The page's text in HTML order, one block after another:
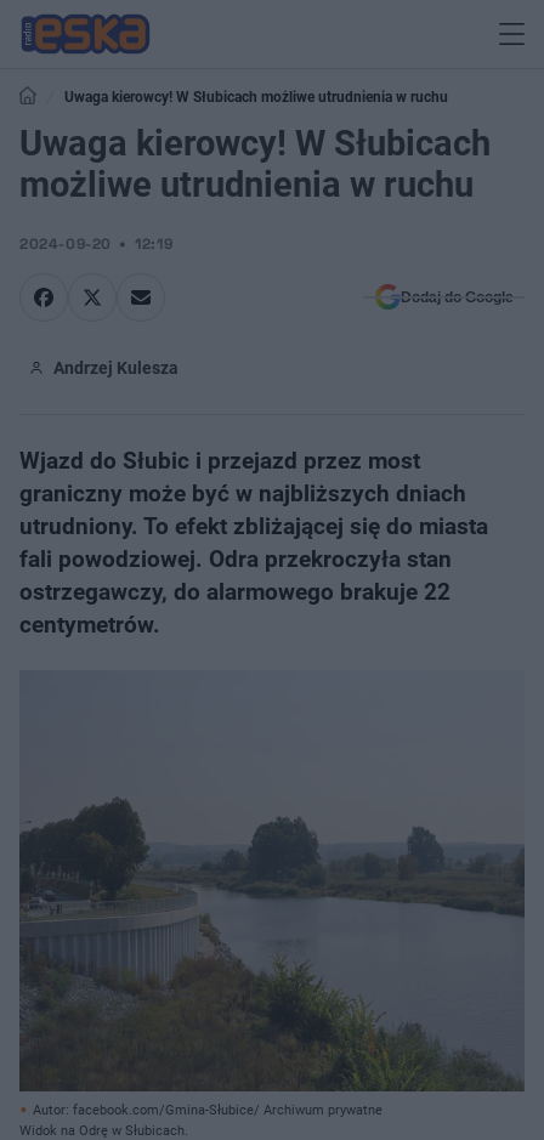
Uwaga kierowcy! W Słubicach możliwe utrudnienia w ruchu
Uwaga kierowcy! W Słubicach
możliwe utrudnienia w ruchu
2024-09-20 12:19
Dodaj do Google
Andrzej Kulesza
Wjazd do Słubic i przejazd przez most
graniczny może być w najbliższych dniach
utrudniony. To efekt zbliżającej się do miasta
fali powodziowej. Odra przekroczyła stan
ostrzegawczy, do alarmowego brakuje 22
centymetrów.
Autor: facebook.com/Gmina-Słubice/ Archiwum prywatne
Widok na Odrę w Słubicach.